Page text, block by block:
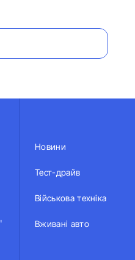
Новини
Тест-драйв
Військова техніка
Вживані авто